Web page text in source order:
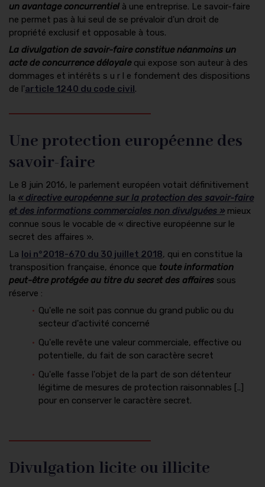
un avantage concurrentiel à une entreprise. Le savoir-faire
ne permet pas à lui seul de se prévaloir d'un droit de
propriété exclusif et opposable à tous.
La divulgation de savoir-faire constitue néanmoins un
acte de concurrence déloyalequi expose son auteur à des
dommages et intérêts s u r l e fondement des dispositions
de l'article 1240 du code civil.
Une protection européenne des
savoir-faire
Le 8 juin 2016, le parlement européen votait définitivement
la « directive européenne sur la protection des savoir-faire
et des informations commerciales non divulguées » mieux
connue sous le vocable de « directive européenne sur le
secret des affaires ».
La loi n°2018-670 du 30 juillet 2018, qui en constitue la
transposition française, énonce que toute information
peut-être protégée au titre du secret des affaires sous
réserve :
Qu'elle ne soit pas connue du grand public ou du
secteur d'activité concerné
Qu'elle revête une valeur commerciale, effective ou
potentielle, du fait de son caractère secret
Qu'elle fasse l'objet de la part de son détenteur
légitime de mesures de protection raisonnables [..]
pour en conserver le caractère secret.
Divulgation licite ou illicite